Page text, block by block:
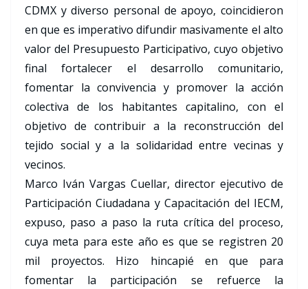
CDMX y diverso personal de apoyo, coincidieron
en que es imperativo difundir masivamente el alto
valor del Presupuesto Participativo, cuyo objetivo
final fortalecer el desarrollo comunitario,
fomentar la convivencia y promover la acción
colectiva de los habitantes capitalino, con el
objetivo de contribuir a la reconstrucción del
tejido social y a la solidaridad entre vecinas y
vecinos.
Marco Iván Vargas Cuellar, director ejecutivo de
Participación Ciudadana y Capacitación del IECM,
expuso, paso a paso la ruta crítica del proceso,
cuya meta para este año es que se registren 20
mil proyectos. Hizo hincapié en que para
fomentar la participación se refuerce la